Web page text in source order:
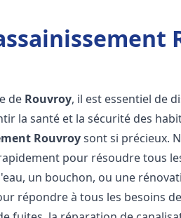
de Rouvroy, il est essentiel de
la santé et la sécurité des
Rouvroysont si précieux.
pour résoudre tous
un bouchon, ou une
répondre à tous les besoins